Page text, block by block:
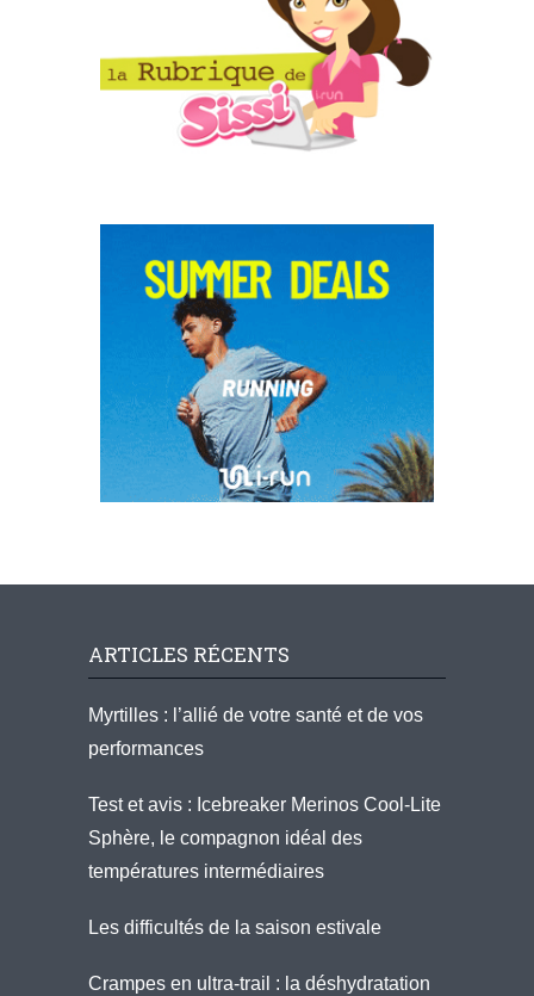
ARTICLES RÉCENTS
Myrtilles : l’allié de votre santé et de vos
performances
Test et avis : Icebreaker Merinos Cool-Lite
Sphère, le compagnon idéal des
températures intermédiaires
Les difficultés de la saison estivale
Crampes en ultra-trail : la déshydratation